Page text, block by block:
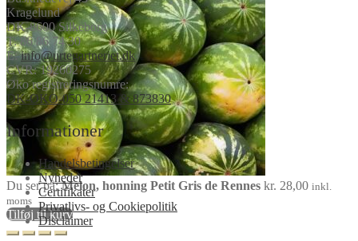
Kragelund
DK-8600 Silkeborg
T: 86 86 74 30
E:info@urtegartneriet.dk
CVR: 19260275
Øko registreringsnumre:
DK-ØKO-050 21413 & 873830
Informationer
Handelsbetingelser
Nyheder
Certifikater
Privatlivs- og Cookiepolitik
Disclaimer
Du ser på:Melon, honning Petit Gris de Rennes kr. 28,00 inkl.
moms
Tilføj til kurv